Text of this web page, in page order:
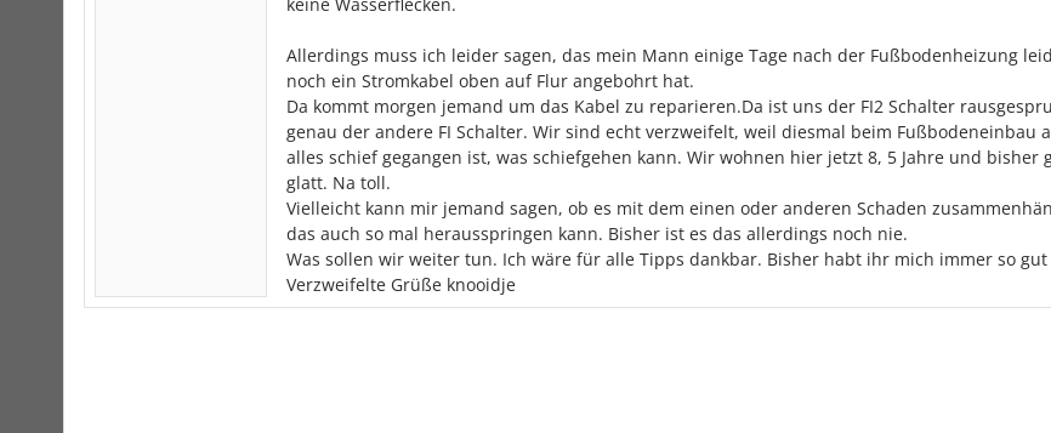
Allerdings muss ich leider sagen, das mein Mann einige Tage nach der Fußbodenheizung
noch ein Stromkabel oben auf Flur angebohrt hat.
Da kommt morgen jemand um das Kabel zu reparieren.Da ist uns der FI2 Schalter
genau der andere FI Schalter. Wir sind echt verzweifelt, weil diesmal beim Fußbodeneinbau
alles schief gegangen ist, was schiefgehen kann. Wir wohnen hier jetzt 8, 5 Jahre und bisher
glatt. Na toll.
Vielleicht kann mir jemand sagen, ob es mit dem einen oder anderen Schaden
das auch so mal herausspringen kann. Bisher ist es das allerdings noch nie.
Was sollen wir weiter tun. Ich wäre für alle Tipps dankbar. Bisher habt ihr mich immer so
Verzweifelte Grüße knooidje